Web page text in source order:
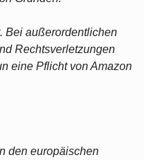
Bei außerordentlichen
Rechtsverletzungen
eine Pflicht von Amazon
den europäischen